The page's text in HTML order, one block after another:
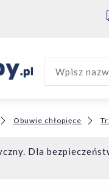
Wpisz
Obuwie chłopięce
Dla